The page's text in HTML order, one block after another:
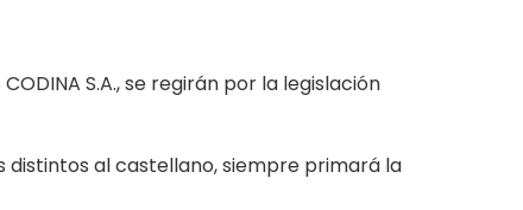
S.A., se regirán por la legislación
distintos al castellano, siempre primará la